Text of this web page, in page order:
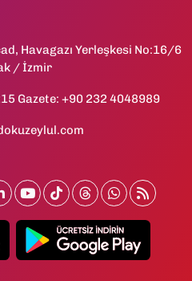
Havagazı Yerleşkesi No:16/6
/ İzmir
Gazete: +90 232 4048989